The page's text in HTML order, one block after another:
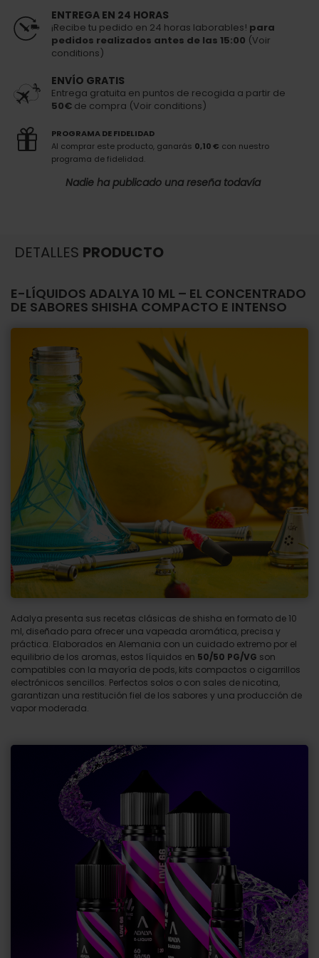
ENTREGA EN 24 HORAS
¡Recibe tu pedido en 24 horas laborables! para
pedidos realizados antes de las 15:00 (Voir
conditions)
ENVÍO GRATIS
Entrega gratuita en puntos de recogida a partir de
50€ de compra (Voir conditions)
PROGRAMA DE FIDELIDAD
Al comprar este producto, ganarás 0,10 € con nuestro
programa de fidelidad.
Nadie ha publicado una reseña todavía
DETALLES PRODUCTO
E-LÍQUIDOS ADALYA 10 ML – EL CONCENTRADO
DE SABORES SHISHA COMPACTO E INTENSO
Adalya presenta sus recetas clásicas de shisha en formato de 10
ml, diseñado para ofrecer una vapeada aromática, precisa y
práctica. Elaborados en Alemania con un cuidado extremo por el
equilibrio de los aromas, estos líquidos en 50/50 PG/VG son
compatibles con la mayoría de pods, kits compactos o cigarrillos
electrónicos sencillos. Perfectos solos o con sales de nicotina,
garantizan una restitución fiel de los sabores y una producción de
vapor moderada.